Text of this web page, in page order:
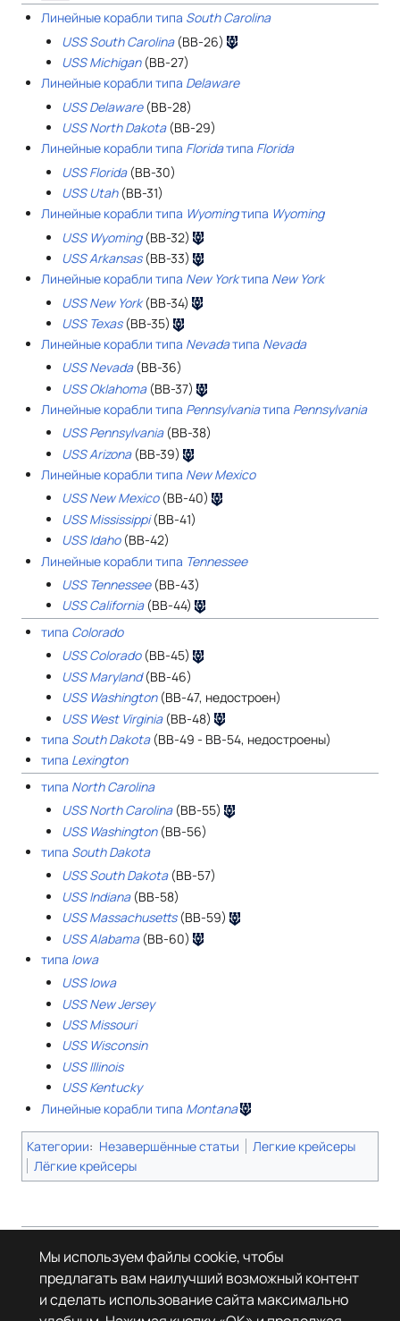
Линейные корабли типа South Carolina
USS South Carolina(BB-26)
USS Michigan(BB-27)
Линейные корабли типа Delaware
USS Delaware(BB-28)
USS North Dakota(BB-29)
Линейные корабли типа Floridaтипа Florida
USS Florida(BB-30)
USS Utah(BB-31)
Линейные корабли типа Wyomingтипа Wyoming
USS Wyoming(BB-32)
USS Arkansas(BB-33)
Линейные корабли типа New Yorkтипа New York
USS New York(BB-34)
USS Texas(BB-35)
Линейные корабли типа Nevadaтипа Nevada
USS Nevada(BB-36)
USS Oklahoma(BB-37)
Линейные корабли типа Pennsylvaniaтипа Pennsylvania
USS Pennsylvania(BB-38)
USS Arizona(BB-39)
Линейные корабли типа New Mexico
USS New Mexico(BB-40)
USS Mississippi(BB-41)
USS Idaho(BB-42)
Линейные корабли типа Tennessee
USS Tennessee(BB-43)
USS California(BB-44)
типа Colorado
USS Colorado(BB-45)
USS Maryland(BB-46)
USS Washington(BB-47, недостроен)
USS West Virginia(BB-48)
типа South Dakota(BB-49 - BB-54, недостроены)
типа Lexington
типа North Carolina
USS North Carolina(BB-55)
USS Washington(BB-56)
типа South Dakota
USS South Dakota(BB-57)
USS Indiana(BB-58)
USS Massachusetts(BB-59)
USS Alabama(BB-60)
типа Iowa
USS Iowa
USS New Jersey
USS Missouri
USS Wisconsin
USS Illinois
USS Kentucky
Линейные корабли типа Montana
Категории: Незавершённые статьи
Легкие крейсеры
Лёгкие крейсеры
Страница в последний раз была отредактирована 5 июля 2026 года в
15:58.
© Леста Игры, 2022–2026. Игры «Мир танков», «Мир кораблей», Tanks
Blitz основаны на интеллектуальной собственности третьих лиц. Все
права на объекты прав третьих лиц принадлежат их законным
Мы используем файлы cookie, чтобы
предлагать вам наилучший возможный контент
и сделать использование сайта максимально